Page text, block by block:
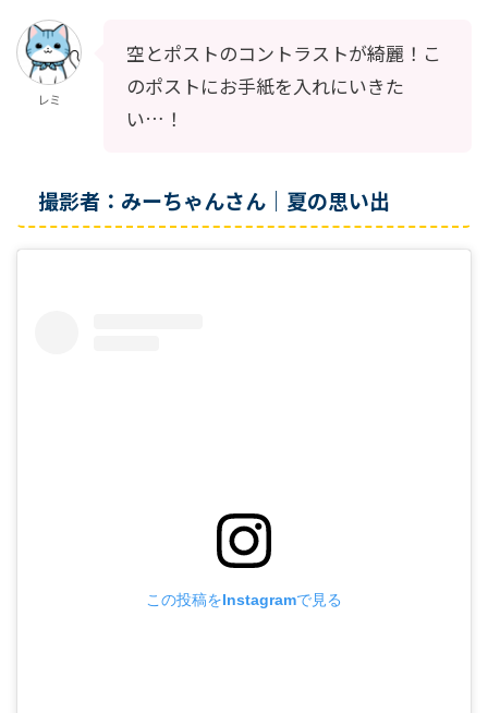
レミ
空とポストのコントラストが綺麗！こ
のポストにお手紙を入れにいきた
い…！
撮影者：みーちゃんさん｜夏の思い出
この投稿をInstagramで見る